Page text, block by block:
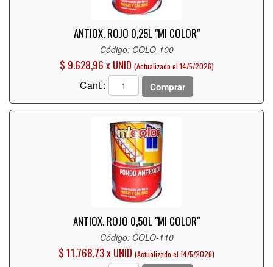
ANTIOX. ROJO 0,25L "MI COLOR"
Código: COLO-100
$ 9.628,96 x UNID (Actualizado el 14/5/2026)
Cant.: Comprar
ANTIOX. ROJO 0,50L "MI COLOR"
Código: COLO-110
$ 11.768,73 x UNID (Actualizado el 14/5/2026)